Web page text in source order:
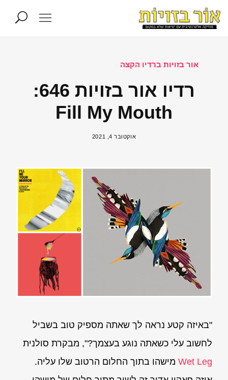
אור בזויות ברדיו הקצה
רדיו אור בזויות 646:
Fill My Mouth
אוקטובר 4, 2021
"באיזה קטע נראה לך שאתה מספיק טוב בשביל
לחשוב עלי כשאתה נוגע בעצמך?", מבקרת סולנית
Wet Leg מישהו בתוך החלום הרטוב שלו עליה.